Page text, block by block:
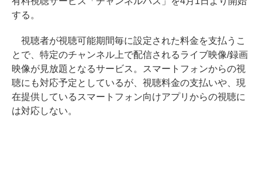
する。
視聴者が視聴可能期間毎に設定された料金を支払うこ
とで、特定のチャンネル上で配信されるライブ映像/録画
映像が見放題となるサービス。スマートフォンからの視
聴にも対応予定としているが、視聴料金の支払いや、現
在提供しているスマートフォン向けアプリからの視聴に
は対応しない。